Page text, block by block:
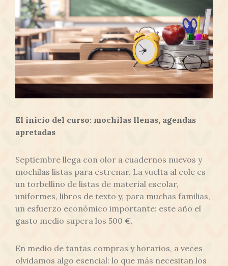
El inicio del curso: mochilas llenas, agendas
apretadas
Septiembre llega con olor a cuadernos nuevos y
mochilas listas para estrenar. La vuelta al cole es
un torbellino de listas de material escolar,
uniformes, libros de texto y, para muchas familias,
un esfuerzo económico importante: este año el
gasto medio supera los 500 €.
En medio de tantas compras y horarios, a veces
olvidamos algo esencial: lo que más necesitan los